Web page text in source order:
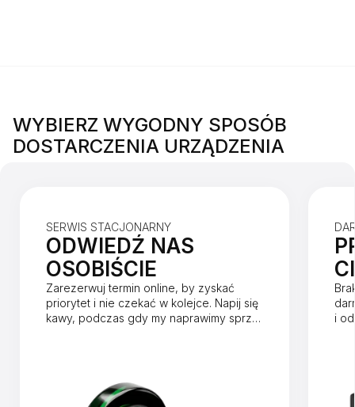
WYBIERZ WYGODNY SPOSÓB
DOSTARCZENIA URZĄDZENIA
SERWIS STACJONARNY
ODWIEDŹ NAS
OSOBIŚCIE
Zarezerwuj termin online, by zyskać
priorytet i nie czekać w kolejce. Napij się
kawy, podczas gdy my naprawimy sprzęt
i